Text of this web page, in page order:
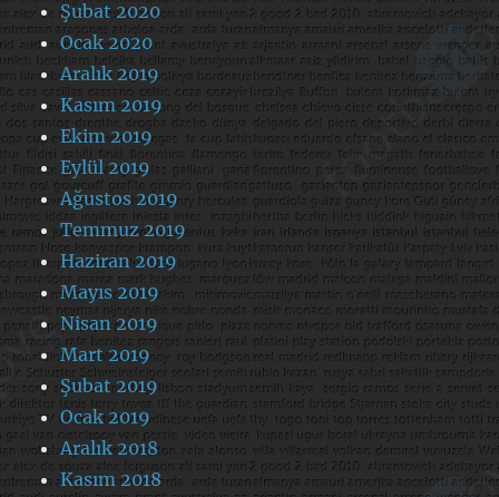
Şubat 2020
Ocak 2020
Aralık 2019
Kasım 2019
Ekim 2019
Eylül 2019
Ağustos 2019
Temmuz 2019
Haziran 2019
Mayıs 2019
Nisan 2019
Mart 2019
Şubat 2019
Ocak 2019
Aralık 2018
Kasım 2018